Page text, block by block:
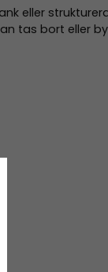
eller
tas bort eller